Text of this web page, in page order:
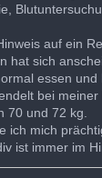
auf ein
hat sich
essen und
bei
70 und 72 kg.
ich mich
ist immer im